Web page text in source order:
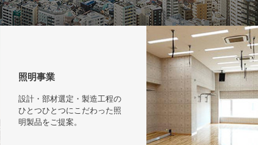
照明事業
設計・部材選定・製造工程の
ひとつひとつにこだわった照
明製品をご提案。